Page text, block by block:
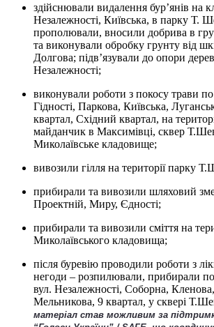
здійснювали видалення бур’янів на
Незалежності, Київська, в парку Т.
прополювали, вносили добрива в
та виконували обробку грунту від
Долгова; підв’язували до опори
Незалежності;
виконували роботи з покосу трави
Гідності, Паркова, Київська,
квартал, Східний квартал, на
майданчик в Максимівці, сквер
Миколаївське кладовище;
вивозили гілля на території парку
прибирали та вивозили шляховий
Проектній, Миру, Єдності;
прибирали та вивозили сміття на
Миколаївського кладовища;
після буревію проводили роботи з
негоди – розпилювали, прибирали
вул. Незалежності, Соборна,
Мельникова, 9 квартал, у сквері
матеріал став можливим за